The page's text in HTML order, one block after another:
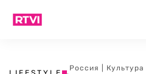
Россия
Культура